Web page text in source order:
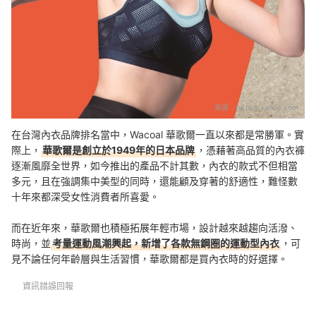
來源： tw.buy.yahoo.com
在台灣內衣品牌排名當中，Wacoal 華歌爾一直以來都是常勝軍。實
際上， 華歌爾是創立於1949年的日本品牌 ，憑藉著高品質的內衣褲
逐漸風靡全世界，如今推出的產品不計其數，內衣的款式不但相當
多元，且在強調集中美型的同時，還能顧及穿著的舒適性，難怪數
十年來都深受女性消費者所喜愛。
而在近年來，華歌爾也積極拓展年輕市場，設計越來越趨向活潑、
時尚，並考量運動風潮興起，新增了各款無鋼圈的運動型內衣 ，可
見不論任何年齡層與生活習慣，華歌爾都是買內衣時的好選擇。
資訊錯誤回報